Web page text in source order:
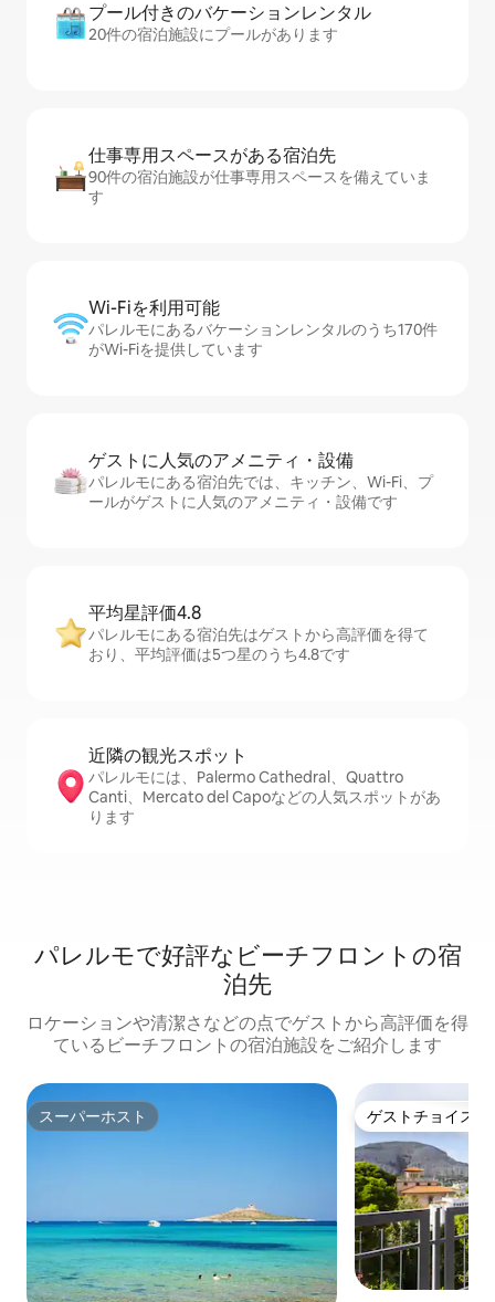
プール付きのバ⁠ケ⁠ー⁠シ⁠ョ⁠ンレ⁠ン⁠タ⁠ル
20件の宿泊施設にプールがあります
仕事専用ス⁠ペ⁠ー⁠スがあ⁠る宿⁠泊⁠先
90件の宿泊施設が仕事専用スペースを備えていま
す
Wi-Fiを利⁠用⁠可⁠能
パレルモにあるバケーションレンタルのうち170件
がWi-Fiを提供しています
ゲストに人⁠気⁠のア⁠メ⁠ニ⁠テ⁠ィ・設⁠備
パレルモにある宿泊先では、キッチン、Wi-Fi、プ
ールがゲストに人気のアメニティ・設備です
平均星評価4.8
パレルモにある宿泊先はゲストから高評価を得て
おり、平均評価は5つ星のうち4.8です
近隣の観光ス⁠ポ⁠ッ⁠ト
パレルモには、Palermo Cathedral、Quattro
Canti、Mercato del Capoなどの人気スポットがあ
ります
パレルモで好評なビーチフロントの宿
泊先
ロケーションや清潔さなどの点でゲストから高評価を得
ているビーチフロントの宿泊施設をご紹介します
スーパーホスト
スーパーホスト ゲストチョイス
ゲストチョイス